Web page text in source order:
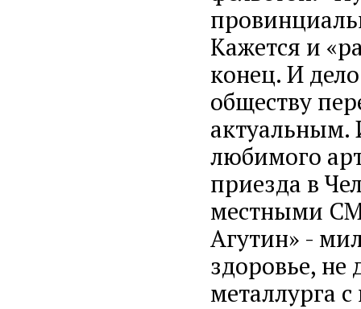
Кажется и
конец. И
обществу
актуальным.
любимого
приезда в
местными
Агутин» -
здоровье, не
металлурга